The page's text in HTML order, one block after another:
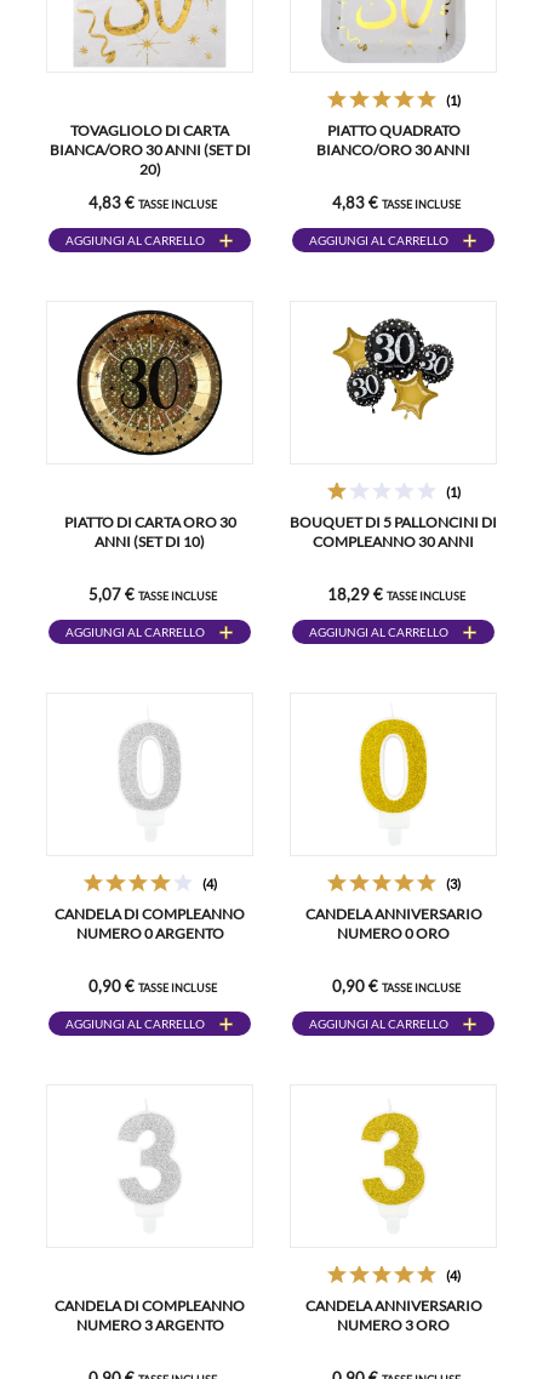
TOVAGLIOLO DI CARTA
BIANCA/ORO 30 ANNI (SET DI
20)
4,83 € TASSE INCLUSE
AGGIUNGI AL CARRELLO
(1)
PIATTO QUADRATO
BIANCO/ORO 30 ANNI
4,83 € TASSE INCLUSE
AGGIUNGI AL CARRELLO
PIATTO DI CARTA ORO 30
ANNI (SET DI 10)
5,07 € TASSE INCLUSE
AGGIUNGI AL CARRELLO
(1)
BOUQUET DI 5 PALLONCINI DI
COMPLEANNO 30 ANNI
18,29 € TASSE INCLUSE
AGGIUNGI AL CARRELLO
(4)
CANDELA DI COMPLEANNO
NUMERO 0 ARGENTO
0,90 € TASSE INCLUSE
AGGIUNGI AL CARRELLO
(3)
CANDELA ANNIVERSARIO
NUMERO 0 ORO
0,90 € TASSE INCLUSE
AGGIUNGI AL CARRELLO
CANDELA DI COMPLEANNO
NUMERO 3 ARGENTO
(4)
CANDELA ANNIVERSARIO
NUMERO 3 ORO